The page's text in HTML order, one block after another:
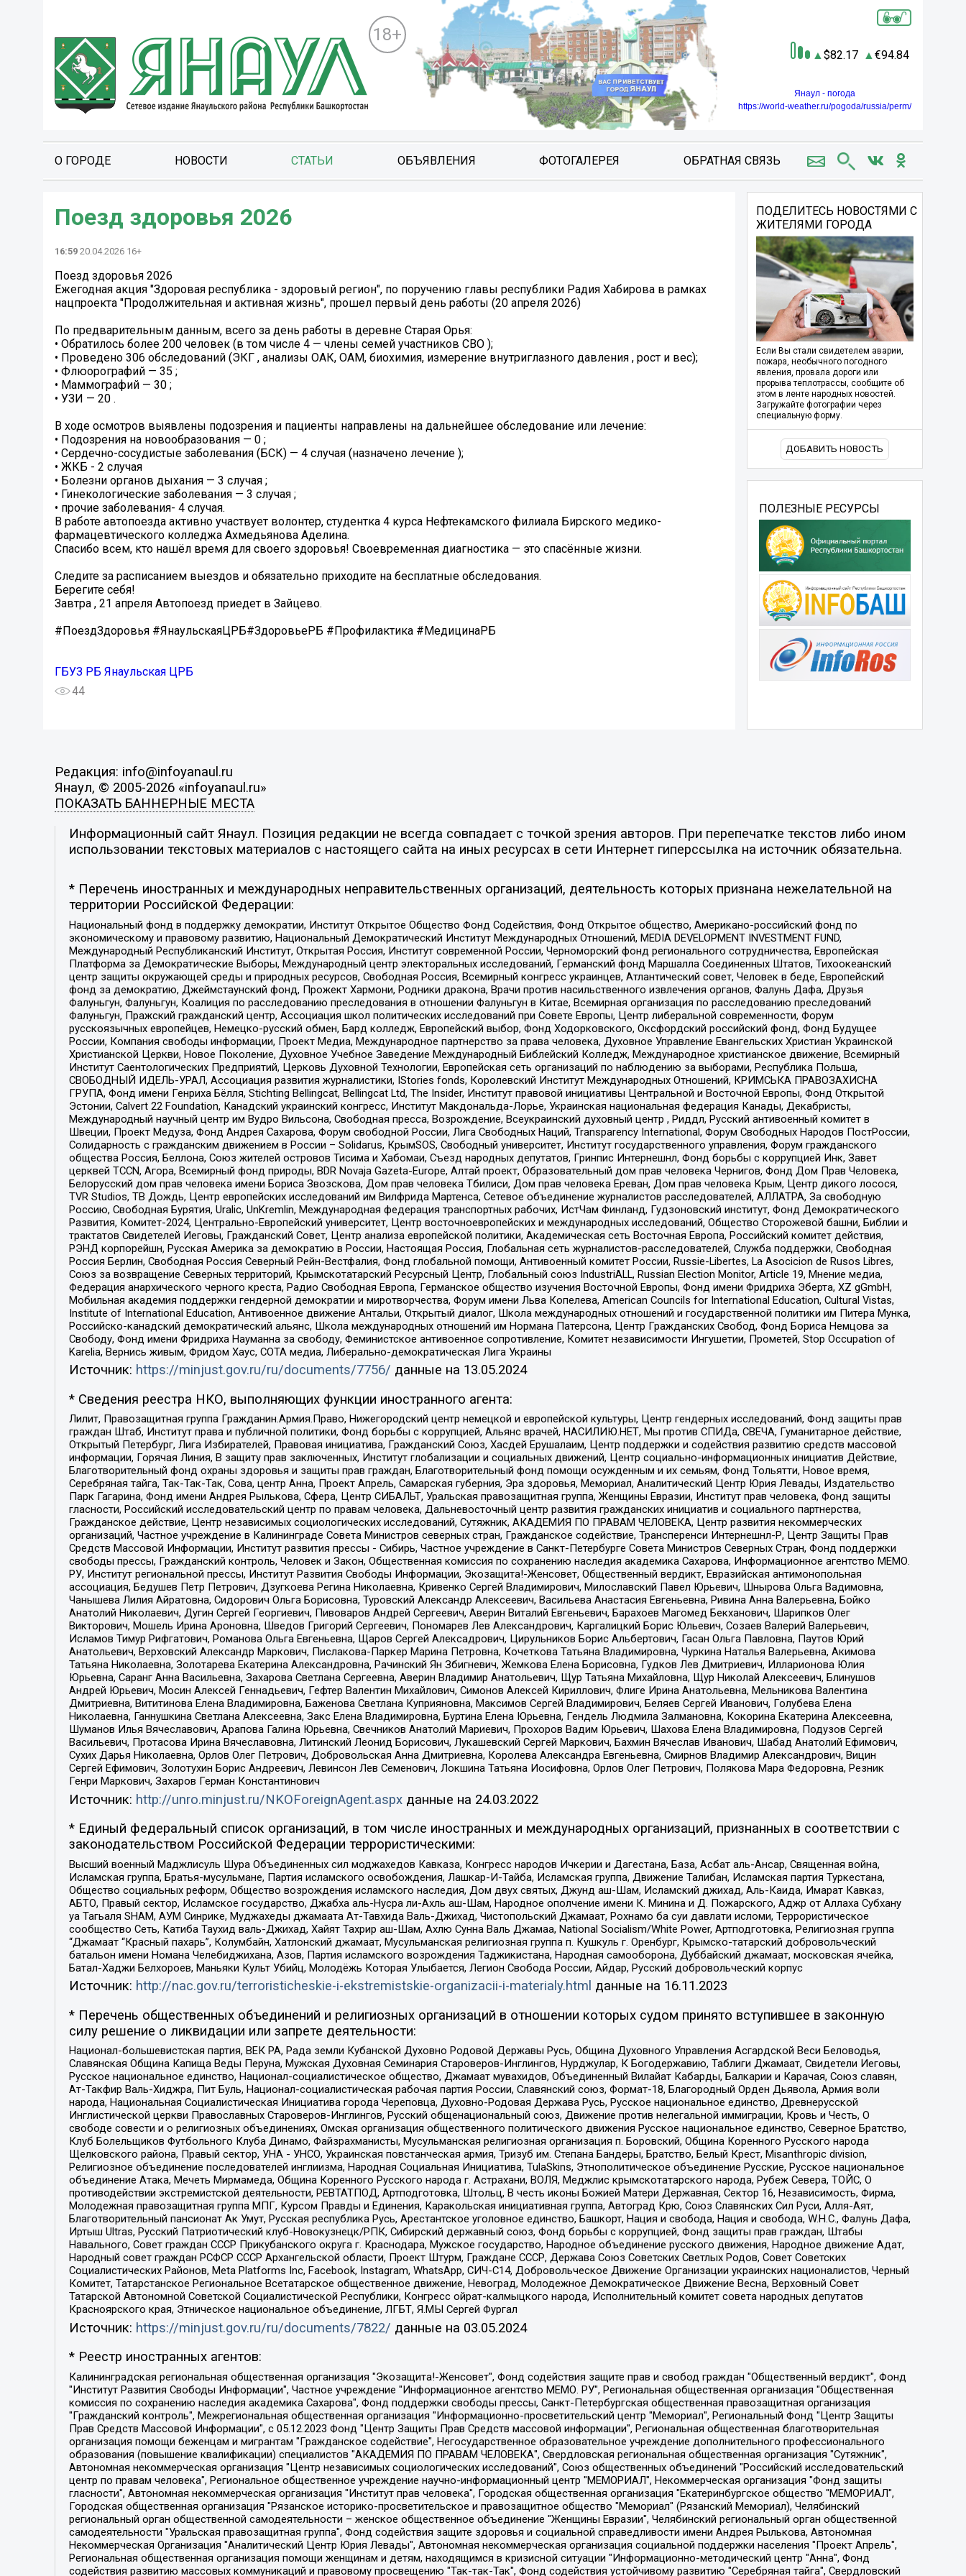
18+
82.17 94.84
Янаул - погода
https://world-weather.ru/pogoda/russia/perm/
О ГОРОДЕ НОВОСТИ СТАТЬИ ОБЪЯВЛЕНИЯ ФОТОГАЛЕРЕЯ ОБРАТНАЯ СВЯЗЬ
Поезд здоровья 2026
16:59 20.04.2026 16+
Поезд здоровья 2026
Ежегодная акция "Здоровая республика - здоровый регион", по поручению главы республики Радия Хабирова в рамках
нацпроекта "Продолжительная и активная жизнь", прошел первый день работы (20 апреля 2026)
По предварительным данным, всего за день работы в деревне Старая Орья:
• Обратилось более 200 человек (в том числе 4 — члены семей участников СВО );
• Проведено 306 обследований (ЭКГ , анализы ОАК, ОАМ, биохимия, измерение внутриглазного давления , рост и вес);
• Флюорографий — 35 ;
• Маммографий — 30 ;
• УЗИ — 20 .
В ходе осмотров выявлены подозрения и пациенты направлены на дальнейшее обследование или лечение:
• Подозрения на новообразования — 0 ;
• Сердечно-сосудистые заболевания (БСК) — 4 случая (назначено лечение );
• ЖКБ - 2 случая
• Болезни органов дыхания — 3 случая ;
• Гинекологические заболевания — 3 случая ‍;
• прочие заболевания- 4 случая.
В работе автопоезда активно участвует волонтер, студентка 4 курса Нефтекамского филиала Бирского медико-
фармацевтического колледжа Ахмедьянова Аделина.
Спасибо всем, кто нашёл время для своего здоровья! Своевременная диагностика — это спасённые жизни.
Следите за расписанием выездов и обязательно приходите на бесплатные обследования.
Берегите себя!
Завтра , 21 апреля Автопоезд приедет в Зайцево.
#ПоездЗдоровья #ЯнаульскаяЦРБ#ЗдоровьеРБ #Профилактика #МедицинаРБ
ГБУЗ РБ Янаульская ЦРБ
44
ПОДЕЛИТЕСЬ НОВОСТЯМИ С
ЖИТЕЛЯМИ ГОРОДА
Если Вы стали свидетелем аварии,
пожара, необычного погодного
явления, провала дороги или
прорыва теплотрассы, сообщите об
этом в ленте народных новостей.
Загружайте фотографии через
специальную форму.
ДОБАВИТЬ НОВОСТЬ
ПОЛЕЗНЫЕ РЕСУРСЫ
Редакция: info@infoyanaul.ru
Янаул, © 2005-2026 «infoyanaul.ru»
ПОКАЗАТЬ БАННЕРНЫЕ МЕСТА
Информационный сайт Янаул. Позиция редакции не всегда совпадает с точкой зрения авторов. При перепечатке текстов либо ином
использовании текстовых материалов с настоящего сайта на иных ресурсах в сети Интернет гиперссылка на источник обязательна.
* Перечень иностранных и международных неправительственных организаций, деятельность которых признана нежелательной на
территории Российской Федерации:
Национальный фонд в поддержку демократии, Институт Открытое Общество Фонд Содействия, Фонд Открытое общество, Американо-российский фонд по
экономическому и правовому развитию, Национальный Демократический Институт Международных Отношений, MEDIA DEVELOPMENT INVESTMENT FUND,
Международный Республиканский Институт, Открытая Россия, Институт современной России, Черноморский фонд регионального сотрудничества, Европейская
Платформа за Демократические Выборы, Международный центр электоральных исследований, Германский фонд Маршалла Соединенных Штатов, Тихоокеанский
центр защиты окружающей среды и природных ресурсов, Свободная Россия, Всемирный конгресс украинцев, Атлантический совет, Человек в беде, Европейский
фонд за демократию, Джеймстаунский фонд, Прожект Хармони, Родники дракона, Врачи против насильственного извлечения органов, Фалунь Дафа, Друзья
Фалуньгун, Фалуньгун, Коалиция по расследованию преследования в отношении Фалуньгун в Китае, Всемирная организация по расследованию преследований
Фалуньгун, Пражский гражданский центр, Ассоциация школ политических исследований при Совете Европы, Центр либеральной современности, Форум
русскоязычных европейцев, Немецко-русский обмен, Бард колледж, Европейский выбор, Фонд Ходорковского, Оксфордский российский фонд, Фонд Будущее
России, Компания свободы информации, Проект Медиа, Международное партнерство за права человека, Духовное Управление Евангельских Христиан Украинской
Христианской Церкви, Новое Поколение, Духовное Учебное Заведение Международный Библейский Колледж, Международное христианское движение, Всемирный
Институт Саентологических Предприятий, Церковь Духовной Технологии, Европейская сеть организаций по наблюдению за выборами, Республика Польша,
СВОБОДНЫЙ ИДЕЛЬ-УРАЛ, Ассоциация развития журналистики, IStories fonds, Королевский Институт Международных Отношений, КРИМСЬКА ПРАВОЗАХИСНА
ГРУПА, Фонд имени Генриха Бёлля, Stichting Bellingcat, Bellingcat Ltd, The Insider, Институт правовой инициативы Центральной и Восточной Европы, Фонд Открытой
Эстонии, Calvert 22 Foundation, Канадский украинский конгресс, Институт Макдональда-Лорье, Украинская национальная федерация Канады, Декабристы,
Международный научный центр им Вудро Вильсона, Свободная пресса, Возрождение, Всеукраинский духовный центр , Риддл, Русский антивоенный комитет в
Швеции, Проект Медуза, Фонд Андрея Сахарова, Форум свободной России, Лига Свободных Наций, Transparеncy International, Форум Свободных Народов ПостРоссии,
Солидарность с гражданским движением в России – Solidarus, КрымSOS, Свободный университет, Институт государственного управления, Форум гражданского
общества Россия, Беллона, Союз жителей островов Тисима и Хабомаи, Съезд народных депутатов, Гринпис Интернешнл, Фонд борьбы с коррупцией Инк, Завет
церквей TCCN, Агора, Всемирный фонд природы, BDR Novaja Gazeta-Europe, Алтай проект, Образовательный дом прав человека Чернигов, Фонд Дом Прав Человека,
Белорусский дом прав человека имени Бориса Звозскова, Дом прав человека Тбилиси, Дом прав человека Ереван, Дом прав человека Крым, Центр дикого лосося,
TVR Studios, ТВ Дождь, Центр европейских исследований им Вилфрида Мартенса, Сетевое объединение журналистов расследователей, АЛЛАТРА, За свободную
Россию, Свободная Бурятия, Uralic, UnKremlin, Международная федерация транспортных рабочих, ИстЧам Финланд, Гудзоновский институт, Фонд Демократического
Развития, Комитет-2024, Центрально-Европейский университет, Центр восточноевропейских и международных исследований, Общество Сторожевой башни, Библии и
трактатов Свидетелей Иеговы, Гражданский Совет, Центр анализа европейской политики, Академическая сеть Восточная Европа, Российский комитет действия,
РЭНД корпорейшн, Русская Америка за демократию в России, Настоящая Россия, Глобальная сеть журналистов-расследователей, Служба поддержки, Свободная
Россия Берлин, Свободная Россия Северный Рейн-Вестфалия, Фонд глобальной помощи, Антивоенный комитет России, Russie-Libertes, La Asocicion de Rusos Libres,
Союз за возвращение Северных территорий, Крымскотатарский Ресурсный Центр, Глобальный союз IndustriALL, Russian Election Monitor, Article 19, Мнение медиа,
Федерация анархического черного креста, Радио Свободная Европа, Германское общество изучения Восточной Европы, Фонд имени Фридриха Эберта, XZ gGmbH,
Мобильная академия поддержки гендерной демократии и миротворчества, Форум имени Льва Копелева, American Councils for International Education, Cultural Vistas,
Institute of International Education, Антивоенное движение Антальи, Открытый диалог, Школа международных отношений и государственной политики им Питера Мунка,
Российско-канадский демократический альянс, Школа международных отношений им Нормана Патерсона, Центр Гражданских Свобод, Фонд Бориса Немцова за
Свободу, Фонд имени Фридриха Науманна за свободу, Феминистское антивоенное сопротивление, Комитет независимости Ингушетии, Прометей, Stop Occupation of
Karelia, Вернись живым, Фридом Хаус, СОТА медиа, Либерально-демократическая Лига Украины
Источник: https://minjust.gov.ru/ru/documents/7756/ данные на 13.05.2024
* Сведения реестра НКО, выполняющих функции иностранного агента:
Лилит, Правозащитная группа Гражданин.Армия.Право, Нижегородский центр немецкой и европейской культуры, Центр гендерных исследований, Фонд защиты прав
граждан Штаб, Институт права и публичной политики, Фонд борьбы с коррупцией, Альянс врачей, НАСИЛИЮ.НЕТ, Мы против СПИДа, СВЕЧА, Гуманитарное действие,
Открытый Петербург, Лига Избирателей, Правовая инициатива, Гражданский Союз, Хасдей Ерушалаим, Центр поддержки и содействия развитию средств массовой
информации, Горячая Линия, В защиту прав заключенных, Институт глобализации и социальных движений, Центр социально-информационных инициатив Действие,
Благотворительный фонд охраны здоровья и защиты прав граждан, Благотворительный фонд помощи осужденным и их семьям, Фонд Тольятти, Новое время,
Серебряная тайга, Так-Так-Так, Сова, центр Анна, Проект Апрель, Самарская губерния, Эра здоровья, Мемориал, Аналитический Центр Юрия Левады, Издательство
Парк Гагарина, Фонд имени Андрея Рылькова, Сфера, Центр СИБАЛЬТ, Уральская правозащитная группа, Женщины Евразии, Институт прав человека, Фонд защиты
гласности, Российский исследовательский центр по правам человека, Дальневосточный центр развития гражданских инициатив и социального партнерства,
Гражданское действие, Центр независимых социологических исследований, Сутяжник, АКАДЕМИЯ ПО ПРАВАМ ЧЕЛОВЕКА, Центр развития некоммерческих
организаций, Частное учреждение в Калининграде Совета Министров северных стран, Гражданское содействие, Трансперенси Интернешнл-Р, Центр Защиты Прав
Средств Массовой Информации, Институт развития прессы - Сибирь, Частное учреждение в Санкт-Петербурге Совета Министров Северных Стран, Фонд поддержки
свободы прессы, Гражданский контроль, Человек и Закон, Общественная комиссия по сохранению наследия академика Сахарова, Информационное агентство МЕМО.
РУ, Институт региональной прессы, Институт Развития Свободы Информации, Экозащита!-Женсовет, Общественный вердикт, Евразийская антимонопольная
ассоциация, Бедушев Петр Петрович, Дзугкоева Регина Николаевна, Кривенко Сергей Владимирович, Милославский Павел Юрьевич, Шнырова Ольга Вадимовна,
Чанышева Лилия Айратовна, Сидорович Ольга Борисовна, Туровский Александр Алексеевич, Васильева Анастасия Евгеньевна, Ривина Анна Валерьевна, Бойко
Анатолий Николаевич, Дугин Сергей Георгиевич, Пивоваров Андрей Сергеевич, Аверин Виталий Евгеньевич, Барахоев Магомед Бекханович, Шарипков Олег
Викторович, Мошель Ирина Ароновна, Шведов Григорий Сергеевич, Пономарев Лев Александрович, Каргалицкий Борис Юльевич, Созаев Валерий Валерьевич,
Исламов Тимур Рифгатович, Романова Ольга Евгеньевна, Щаров Сергей Алексадрович, Цирульников Борис Альбертович, Гасан Ольга Павловна, Паутов Юрий
Анатольевич, Верховский Александр Маркович, Пислакова-Паркер Марина Петровна, Кочеткова Татьяна Владимировна, Чуркина Наталья Валерьевна, Акимова
Татьяна Николаевна, Золотарева Екатерина Александровна, Рачинский Ян Збигневич, Жемкова Елена Борисовна, Гудков Лев Дмитриевич, Илларионова Юлия
Юрьевна, Саранг Анна Васильевна, Захарова Светлана Сергеевна, Аверин Владимир Анатольевич, Щур Татьяна Михайловна, Щур Николай Алексеевич, Блинушов
Андрей Юрьевич, Мосин Алексей Геннадьевич, Гефтер Валентин Михайлович, Симонов Алексей Кириллович, Флиге Ирина Анатольевна, Мельникова Валентина
Дмитриевна, Вититинова Елена Владимировна, Баженова Светлана Куприяновна, Максимов Сергей Владимирович, Беляев Сергей Иванович, Голубева Елена
Николаевна, Ганнушкина Светлана Алексеевна, Закс Елена Владимировна, Буртина Елена Юрьевна, Гендель Людмила Залмановна, Кокорина Екатерина Алексеевна,
Шуманов Илья Вячеславович, Арапова Галина Юрьевна, Свечников Анатолий Мариевич, Прохоров Вадим Юрьевич, Шахова Елена Владимировна, Подузов Сергей
Васильевич, Протасова Ирина Вячеславовна, Литинский Леонид Борисович, Лукашевский Сергей Маркович, Бахмин Вячеслав Иванович, Шабад Анатолий Ефимович,
Сухих Дарья Николаевна, Орлов Олег Петрович, Добровольская Анна Дмитриевна, Королева Александра Евгеньевна, Смирнов Владимир Александрович, Вицин
Сергей Ефимович, Золотухин Борис Андреевич, Левинсон Лев Семенович, Локшина Татьяна Иосифовна, Орлов Олег Петрович, Полякова Мара Федоровна, Резник
Генри Маркович, Захаров Герман Константинович
Источник: http://unro.minjust.ru/NKOForeignAgent.aspxданные на 24.03.2022
* Единый федеральный список организаций, в том числе иностранных и международных организаций, признанных в соответствии с
законодательством Российской Федерации террористическими:
Высший военный Маджлисуль Шура Объединенных сил моджахедов Кавказа, Конгресс народов Ичкерии и Дагестана, База, Асбат аль-Ансар, Священная война,
Исламская группа, Братья-мусульмане, Партия исламского освобождения, Лашкар-И-Тайба, Исламская группа, Движение Талибан, Исламская партия Туркестана,
Общество социальных реформ, Общество возрождения исламского наследия, Дом двух святых, Джунд аш-Шам, Исламский джихад, Аль-Каида, Имарат Кавказ,
АБТО, Правый сектор, Исламское государство, Джабха аль-Нусра ли-Ахль аш-Шам, Народное ополчение имени К. Минина и Д. Пожарского, Аджр от Аллаха Субхану
уа Тагьаля SHAM, АУМ Синрике, Муджахеды джамаата Ат-Тавхида Валь-Джихад, Чистопольский Джамаат, Рохнамо ба суи давлати исломи, Террористическое
сообщество Сеть, Катиба Таухид валь-Джихад, Хайят Тахрир аш-Шам, Ахлю Сунна Валь Джамаа, National Socialism/White Power, Артподготовка, Религиозная группа
“Джамаат “Красный пахарь”, Колумбайн, Хатлонский джамаат, Мусульманская религиозная группа п. Кушкуль г. Оренбург, Крымско-татарский добровольческий
батальон имени Номана Челебиджихана, Азов, Партия исламского возрождения Таджикистана, Народная самооборона, Дуббайский джамаат, московская ячейка,
Батал-Хаджи Белхороев, Маньяки Культ Убийц, Молодёжь Которая Улыбается, Легион Свобода России, Айдар, Русский добровольческий корпус
Источник: http://nac.gov.ru/terroristicheskie-i-ekstremistskie-organizacii-i-materialy.html данные на 16.11.2023
* Перечень общественных объединений и религиозных организаций в отношении которых судом принято вступившее в законную
силу решение о ликвидации или запрете деятельности:
Национал-большевистская партия, ВЕК РА, Рада земли Кубанской Духовно Родовой Державы Русь, Община Духовного Управления Асгардской Веси Беловодья,
Славянская Община Капища Веды Перуна, Мужская Духовная Семинария Староверов-Инглингов, Нурджулар, К Богодержавию, Таблиги Джамаат, Свидетели Иеговы,
Русское национальное единство, Национал-социалистическое общество, Джамаат мувахидов, Объединенный Вилайат Кабарды, Балкарии и Карачая, Союз славян,
Ат-Такфир Валь-Хиджра, Пит Буль, Национал-социалистическая рабочая партия России, Славянский союз, Формат-18, Благородный Орден Дьявола, Армия воли
народа, Национальная Социалистическая Инициатива города Череповца, Духовно-Родовая Держава Русь, Русское национальное единство, Древнерусской
Инглистической церкви Православных Староверов-Инглингов, Русский общенациональный союз, Движение против нелегальной иммиграции, Кровь и Честь, О
свободе совести и о религиозных объединениях, Омская организация общественного политического движения Русское национальное единство, Северное Братство,
Клуб Болельщиков Футбольного Клуба Динамо, Файзрахманисты, Мусульманская религиозная организация п. Боровский, Община Коренного Русского народа
Щелковского района, Правый сектор, УНА - УНСО, Украинская повстанческая армия, Тризуб им. Степана Бандеры, Братство, Белый Крест, Misanthropic division,
Религиозное объединение последователей инглиизма, Народная Социальная Инициатива, TulaSkins, Этнополитическое объединение Русские, Русское национальное
объединение Атака, Мечеть Мирмамеда, Община Коренного Русского народа г. Астрахани, ВОЛЯ, Меджлис крымскотатарского народа, Рубеж Севера, ТОЙС, О
противодействии экстремистской деятельности, РЕВТАТПОД, Артподготовка, Штольц, В честь иконы Божией Матери Державная, Сектор 16, Независимость, Фирма,
Молодежная правозащитная группа МПГ, Курсом Правды и Единения, Каракольская инициативная группа, Автоград Крю, Союз Славянских Сил Руси, Алля-Аят,
Благотворительный пансионат Ак Умут, Русская республика Русь, Арестантское уголовное единство, Башкорт, Нация и свобода, Нация и свобода, W.H.С., Фалунь Дафа,
Иртыш Ultras, Русский Патриотический клуб-Новокузнецк/РПК, Сибирский державный союз, Фонд борьбы с коррупцией, Фонд защиты прав граждан, Штабы
Навального, Совет граждан СССР Прикубанского округа г. Краснодара, Мужское государство, Народное объединение русского движения, Народное движение Адат,
Народный совет граждан РСФСР СССР Архангельской области, Проект Штурм, Граждане СССР, Держава Союз Советских Светлых Родов, Совет Советских
Социалистических Районов, Meta Platforms Inc, Facebook, Instagram, WhatsApp, СИЧ-С14, Добровольческое Движение Организации украинских националистов, Черный
Комитет, Татарстанское Региональное Всетатарское общественное движение, Невоград, Молодежное Демократическое Движение Весна, Верховный Совет
Татарской Автономной Советской Социалистической Республики, Конгресс ойрат-калмыцкого народа, Исполнительный комитет совета народных депутатов
Красноярского края, Этническое национальное объединение, ЛГБТ, Я.МЫ Сергей Фургал
Источник: https://minjust.gov.ru/ru/documents/7822/ данные на 03.05.2024
* Реестр иностранных агентов:
Калининградская региональная общественная организация "Экозащита!-Женсовет", Фонд содействия защите прав и свобод граждан "Общественный вердикт", Фонд "Институт Развития Свободы Информации", Частное учреждение "Информационное агентство МЕМО. РУ", Региональная общественная организация "Общественная комиссия по сохранению наследия академика Сахарова", Фонд поддержки свободы прессы, Санкт-Петербургская общественная правозащитная организация "Гражданский контроль", Межрегиональная общественная организация "Информационно-просветительский центр "Мемориал", Региональный Фонд "Центр Защиты Прав Средств Массовой Информации", с 05.12.2023 Фонд "Центр Защиты Прав Средств массовой информации", Региональная общественная благотворительная организация помощи беженцам и мигрантам "Гражданское содействие", Негосударственное образовательное учреждение дополнительного профессионального образования (повышение квалификации) специалистов "АКАДЕМИЯ ПО ПРАВАМ ЧЕЛОВЕКА", Свердловская региональная общественная организация "Сутяжник", Автономная некоммерческая организация "Центр независимых социологических исследований", Союз общественных объединений "Российский исследовательский центр по правам человека", Региональное общественное учреждение научно-информационный центр "МЕМОРИАЛ", Некоммерческая организация "Фонд защиты гласности", Автономная некоммерческая организация "Институт прав человека", Городская общественная организация "Екатеринбургское общество "МЕМОРИАЛ", Городская общественная организация "Рязанское историко-просветительское и правозащитное общество "Мемориал" (Рязанский Мемориал), Челябинский региональный орган общественной самодеятельности – женское общественное объединение "Женщины Евразии", Челябинский региональный орган общественной самодеятельности "Уральская правозащитная группа", Фонд содействия защите здоровья и социальной справедливости имени Андрея Рылькова, Автономная Некоммерческая Организация "Аналитический Центр Юрия Левады", Автономная некоммерческая организация социальной поддержки населения "Проект Апрель", Региональная общественная организация помощи женщинам и детям, находящимся в кризисной ситуации "Информационно-методический центр "Анна", Фонд содействия развитию массовых коммуникаций и правовому просвещению "Так-так-Так", Фонд содействия устойчивому развитию "Серебряная тайга", Свердловский региональный общественный фонд социальных проектов "Новое время", "Idel.Реалии", Кавказ.Реалии, Крым.Реалии, Телеканал Настоящее Время, Татаро-башкирская служба Радио Свобода (Azatliq Radiosi), Радио Свободная Европа/Радио Свобода (PCE/PC), "Сибирь.Реалии", "Фактограф", Благотворительный фонд помощи осужденным и их семьям, Автономная некоммерческая организация "Институт глобализации и социальных движений", Фонд "В защиту прав заключенных", Частное учреждение "Центр поддержки и содействия развитию средств массовой информации", Пензенский региональный общественный благотворительный фонд "Гражданский союз", "Север.Реалии", Некоммерческая организация Фонд "Правовая инициатива", Общество с ограниченной ответственностью "Радио Свободная Европа/Радио Свобода", Чешское информационное агентство "MEDIUM-ORIENT", Красноярская региональная общественная организация "Мы против СПИДа", Камалягин Денис Николаевич, Маркелов Сергей Евгеньевич, Пономарев Лев Александрович, Савицкая Людмила Алексеевна, Автономная некоммерческая организация "Центр по работе с проблемой насилия "НАСИЛИЮ.НЕТ", Межрегиональный профессиональный союз работников здравоохранения "Альянс врачей", Юридическое лицо, зарегистрированное в Латвийской Республике, SIA "Medusa Project" (регистрационный номер 40103797863, дата регистрации 10.06.2014), Некоммерческая организация "Фонд по борьбе с коррупцией", Автономная некоммерческая организация "Институт права и публичной политики", Баданин Роман Сергеевич, Гликин Максим Александрович, Железнова Мария Михайловна, Лукьянова Юлия Сергеевна, Маетная Елизавета Витальевна, Маняхин Петр Борисович, Чуракова Ольга Владимировна, Ярош Юлия Петровна, Юридическое лицо "The Insider SIA", зарегистрированное в Риге, Латвийская Республика (дата регистрации 26.06.2015), являющееся администратором доменного имени интернет-издания "The Insider SIA", https://theins.ru, Постернак Алексей Евгеньевич, Рубин Михаил Аркадьевич, Анин Роман Александрович, Юридическое лицо Istories fonds, зарегистрированное в Латвийской Республике (регистрационный номер 50008295751, дата регистрации 24.02.2020), Великовский Дмитрий Александрович, Долинина Ирина Николаевна, Мароховская Алеся Алексеевна, Шлейнов Роман Юрьевич, Шмагун Олеся Валентиновна, Общество с ограниченной ответственностью "Альтаир 2021", Общество с ограниченной ответственностью "Вега 2021", Общество с ограниченной ответственностью "Главный редактор 2021", Общество с ограниченной ответственностью "Ромашки монолит", Важенков Артем Валерьевич, Ивановская областная общественная организация "Центр гендерных исследований", Гурман Юрий Альбертович, Медиапроект "ОВД-Инфо", Егоров Владимир Владимирович, Жилинский Владимир Александрович, Общество с ограниченной ответственностью "ЗП", Иванова София Юрьевна, Карезина Инна Павловна, Кильтау Екатерина Викторовна, Петров Алексей Викторович, Пискунов Сергей Евгеньевич, Смирнов Сергей Сергеевич, Тихонов Михаил Сергеевич, Общество с ограниченной ответственностью "ЖУРНАЛИСТ-ИНОСТРАННЫЙ АГЕНТ", Арапова Галина Юрьевна, Вольтская Татьяна Анатольевна, Американская компания "Mason G.E.S. Anonymous Foundation" (США), являющаяся владельцем интернет-издания https://mnews.world/, Компания "Stichting Bellingcat", зарегистрированная в Нидерландах (дата регистрации 11.07.2018), Захаров Андрей Вячеславович, Клепиковская Екатерина Дмитриевна, Общество с ограниченной ответственностью "МЕМО", Перл Роман Александрович, Симонов Евгений Алексеевич, Соловьева Елена Анатольевна, Сотников Даниил Владимирович, Сурначева Елизавета Дмитриевна, Автономная некоммерческая организация по защите прав человека и информированию населения "Якутия – Наше Мнение", Общество с ограниченной ответственностью "Москоу диджитал медиа", с 26.01.2023 Общество с ограниченной ответственностью "Чайка Белые сады", Ветошкина Валерия Валерьевна, Заговора Максим Александрович, Межрегиональное общественное движение "Российская ЛГБТ - сеть", Оленичев Максим Владимирович, Павлов Иван Юрьевич, Скворцова Елена Сергеевна, Общество с ограниченной ответственностью "Как бы инагент", Кочетков Игорь Викторович, Общество с ограниченной ответственностью "Честные выборы", Еланчик Олег Александрович, Общество с ограниченной ответственностью "Нобелевский призыв", Гималова Регина Эмилевна, Григорьев Андрей Валерьевич, Григорьева Алина Александровна, Ассоциация по содействию защите прав призывников, альтернативнослужащих и военнослужащих "Правозащитная группа "Гражданин.Армия.Право", Хисамова Регина Фаритовна, Автономная некоммерческая организация по реализации социально-правовых программ "Лилит", Дальневосточное общественное движение "Маяк", Санкт-Петербургская ЛГБТ-инициативная группа "Выход", Инициативная группа ЛГБТ+ "Реверс", Алексеев Андрей Викторович, Бекбулатова Таисия Львовна, Беляев Иван Михайлович, Владыкина Елена Сергеевна, Гельман Марат Александрович, Никульшина Вероника Юрьевна, Толоконникова Надежда Андреевна, Шендерович Виктор Анатольевич, Общество с ограниченной ответственностью "Данное сообщение", Общество с ограниченной ответственностью Издательский дом "Новая глава", Айнбиндер Александра Александровна, Московский комьюнити-центр для ЛГБТ+инициатив, Благотворительный фонд развития филантропии, Deutsche Welle (Германия, Kurt-Schumacher-Strasse 3, 53113 Bonn), Борзунова Мария Михайловна, Воробьев Виктор Викторович, Голубева Анна Львовна, Константинова Алла Михайловна, Малкова Ирина Владимировна, Мурадов Мурад Абдулгалимович, Осетинская Елизавета Николаевна, Понасенков Евгений Николаевич, Ганапольский Матвей Юрьевич, Киселев Евгений Алексеевич, Борухович Ирина Григорьевна, Дремин Иван Тимофеевич, Дубровский Дмитрий Викторович, Красноярская региональная общественная организация поддержки и развития альтернативных образовательных технологий и межкультурных коммуникаций "ИНТЕРРА", Маяковская Екатерина Алексеевна, Фейгин Марк Захарович, Филимонов Андрей Викторович, Дзугкоева Регина Николаевна, Доброхотов Роман Александрович, Дудь Юрий Александрович, Елкин Сергей Владимирович, Кругликов Кирилл Игоревич, Сабунаева Мария Леонидовна, Семенов Алексей Владимирович, Шаинян Карен Багратович, Шульман Екатерина Михайловна, Асафьев Артур Валерьевич, Вахштайн Виктор Семенович, Венедиктов Алексей Алексеевич, Лушникова Екатерина Евгеньевна, Волков Леонид Михайлович, Невзоров Александр Глебович, Пархоменко Сергей Борисович, Сироткин Ярослав Николаевич, Кара-Мурза Владимир Владимирович, Баранова Наталья Владимировна, Гозман Леонид Яковлевич, Кагарлицкий Борис Юльевич, Климарев Михаил Валерьевич, Милов Владимир Станиславович, Автономная некоммерческая организация Краснодарский центр современного искусства "Типография", Моргенштерн Алишер Тагирович, Соболь Любовь Эдуардовна, Общество с ограниченной ответственностью "ЛИЗА НОРМ", Каспаров Гарри Кимович, Ходорковский Михаил Борисович, Общество с ограниченной ответственностью "Апрельские тезисы", Данилович Ирина Брониславовна, Кашин Олег Владимирович, Петров Николай Владимирович, Пивоваров Алексей Владимирович, Соколов Михаил Владимирович, Цветкова Юлия Владимировна, Чичваркин Евгений Александрович, Комитет против пыток/Команда против пыток, Общество с ограниченной ответственностью "Первый научный", Общество с ограниченной ответственностью "Вертолет и ко", Белоцерковская Вероника Борисовна, Кац Максим Евгеньевич, Лазарева Татьяна Юрьевна, Шаведдинов Руслан Табризович, Яшин Илья Валерьевич, Общество с ограниченной ответственностью "Иноагент ААВ", Алешковский Дмитрий Петрович, Альбац Евгения Марковна, Быков Дмитрий Львович, Галямина Юлия Евгеньевна, Лойко Сергей Леонидович, Мартынов Кирилл Константинович, Медведев Сергей Александрович, Крашенинников Федор Геннадиевич, Гордеева Катерина Вл